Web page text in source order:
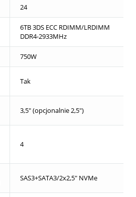
24
6TB 3DS ECC RDIMM/LRDIMM
DDR4-2933MHz
750W
Tak
3,5" (opcjonalnie 2,5")
4
SAS3+SATA3/2x2,5" NVMe